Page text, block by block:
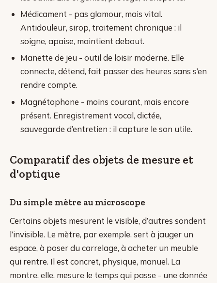
Médicament - pas glamour, mais vital.
Antidouleur, sirop, traitement chronique : il
soigne, apaise, maintient debout.
Manette de jeu - outil de loisir moderne. Elle
connecte, détend, fait passer des heures sans s’en
rendre compte.
Magnétophone - moins courant, mais encore
présent. Enregistrement vocal, dictée,
sauvegarde d’entretien : il capture le son utile.
Comparatif des objets de mesure et
d'optique
Du simple mètre au microscope
Certains objets mesurent le visible, d’autres sondent
l’invisible. Le mètre, par exemple, sert à jauger un
espace, à poser du carrelage, à acheter un meuble
qui rentre. Il est concret, physique, manuel. La
montre, elle, mesure le temps qui passe - une donnée